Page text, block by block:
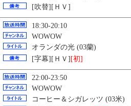
[吹替][ＨＶ]
18:30-20:10
WOWOW
オランダの光 (03蘭)
[字幕][ＨＶ][初]
22:00-23:50
WOWOW
コーヒー＆シガレッツ (03米)